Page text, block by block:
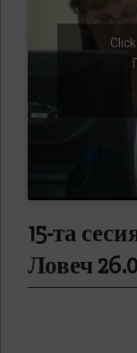
15-та
Ловеч